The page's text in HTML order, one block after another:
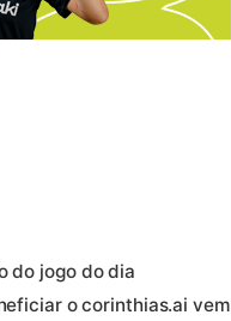
do jogo do dia
o corinthias.ai vem